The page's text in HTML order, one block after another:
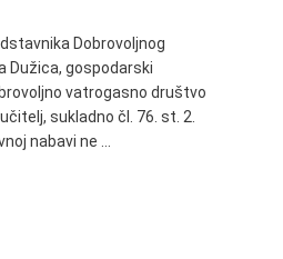
Dobrovoljnog
Dužica, gospodarski
vatrogasno društvo
sukladno čl. 76. st. 2.
nabavi ne …